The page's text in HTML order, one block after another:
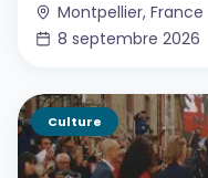
Montpellier, France
8 septembre 2026
Culture